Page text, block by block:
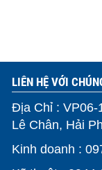
LIÊN HỆ VỚI
Địa Chỉ : VP06-
Lê Chân, Hải
Kinh doanh :